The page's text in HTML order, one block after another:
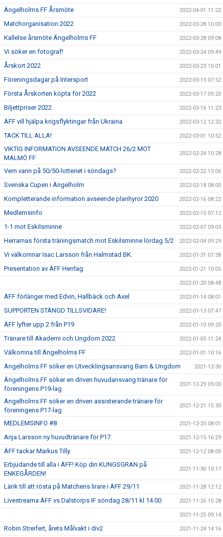
Ängelholms FF Årsmöte 2022-04-01 11:22
Matchorganisation 2022 2022-03-28 10:00
Kallelse årsmöte Ängelholms FF 2022-03-28 09:08
Vi söker en fotograf! 2022-03-24 09:49
Årskort 2022 2022-03-23 10:01
Föreningsdagar på Intersport 2022-03-19 07:52
Första Årskorten köpta för 2022 2022-03-17 09:20
Biljettpriser 2022 2022-03-16 11:23
ÄFF vill hjälpa krigsflyktingar från Ukraina 2022-03-12 12:32
TACK TILL ALLA! 2022-03-01 10:52
VIKTIG INFORMATION AVSEENDE MATCH 26/2 MOT
MALMÖ FF
2022-02-24 10:28
Vem vann på 50/50-lotteriet i söndags? 2022-02-22 13:06
Svenska Cupen i Ängelholm 2022-02-18 08:00
Kompletterande information avseende planhyror 2020 2022-02-16 08:22
Medlemsinfo 2022-02-10 07:12
1-1 mot Eskilsminne 2022-02-07 09:03
Herrarnas första träningsmatch mot Eskilsminne lördag 5/2 2022-02-04 09:29
Vi välkomnar Isac Larsson från Halmstad BK. 2022-01-31 07:38
Presentation av ÄFF Herrlag 2022-01-21 10:05
2022-01-20 08:48
ÄFF förlänger med Edvin, Hallbäck och Axel 2022-01-14 08:01
SUPPORTEN STÄNGD TILLSVIDARE! 2022-01-13 07:47
ÄFF lyfter upp 2 från P19 2022-01-10 09:20
Tränare till Akademi och Ungdom 2022 2022-01-05 11:24
Välkomna till Ängelholms FF 2022-01-01 10:16
Ängelholms FF söker en Utvecklingsansvarig Barn & Ungdom 2021-12-30
Ängelholms FF söker en driven huvudansvarig tränare för
föreningens P19-lag
2021-12-29 09:00
Ängelholms FF söker en driven assisterande tränare för
föreningens P17-lag
2021-12-21 15:30
MEDLEMSINFO #8 2021-12-20 08:01
Anja Larsson ny huvudtränare för P17 2021-12-15 16:29
ÄFF tackar Markus Tilly 2021-12-12 08:00
Erbjudande till alla i ÄFF! Köp din KUNGSGRAN på
ENKEGÅRDEN!
2021-11-30 10:17
Länk till att rösta på Matchens lirare i ÄFF 29/11 2021-11-28 12:12
Livestreama ÄFF vs Dalstorps IF söndag 28/11 kl 14.00 2021-11-26 15:28
2021-11-25 09:14
Robin Streifert, årets Målvakt i div2 2021-11-24 14:16